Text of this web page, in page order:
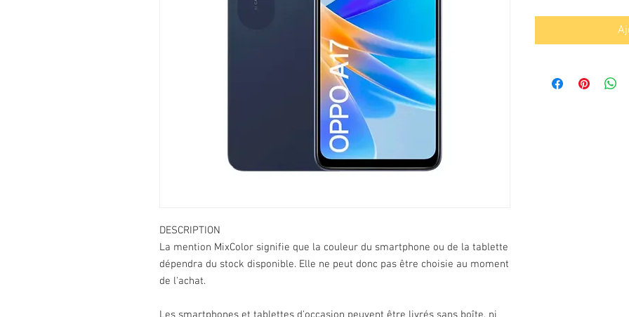
DESCRIPTION
La mention MixColor signifie que la couleur du smartphone ou de la tablette
dépendra du stock disponible. Elle ne peut donc pas être choisie au moment
de l'achat.